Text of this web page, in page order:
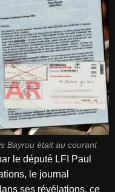
Bayrou était au courant
le député LFI Paul
le journal
ses révélations, ce